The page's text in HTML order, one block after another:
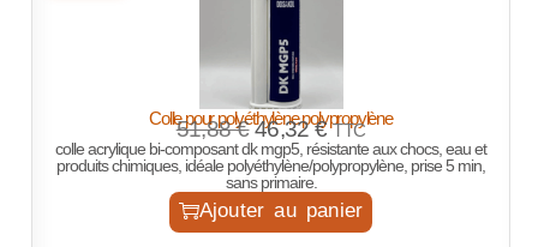
Colle pour polyéthylène polypropylène
51,88€ 46,32€ TTC
colle acrylique bi-composant dk mgp5, résistante aux chocs, eau et
produits chimiques, idéale polyéthylène/polypropylène, prise 5 min,
sans primaire.
Ajouter au panier